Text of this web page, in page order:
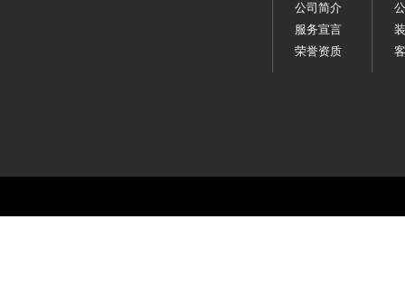
公司简介
服务宣言
荣誉资质